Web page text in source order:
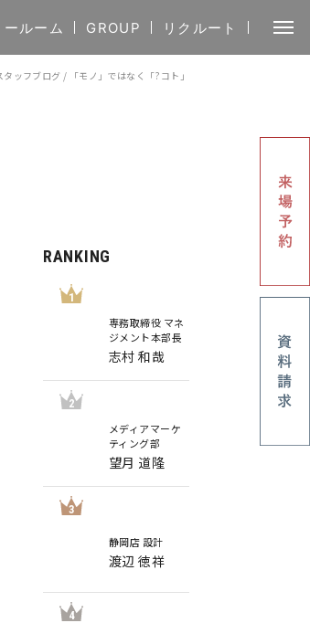
ルーム GROUP リクルート
タッフブログ / 「モノ」ではなく「?コト」
RANKING
1
専務取締役 マネ
ジメント本部長
志村 和哉
2
メディアマーケ
ティング部
望月 道隆
3
静岡店 設計
渡辺 徳祥
4